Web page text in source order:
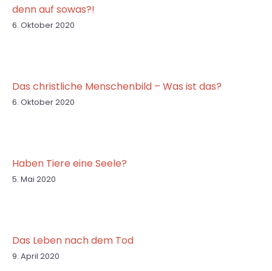
denn auf sowas?!
6. Oktober 2020
Das christliche Menschenbild – Was ist das?
6. Oktober 2020
Haben Tiere eine Seele?
5. Mai 2020
Das Leben nach dem Tod
9. April 2020